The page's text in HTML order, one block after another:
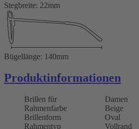
Stegbreite: 22mm
Bügellänge: 140mm
Produktinformationen
Brillen für
Damen
Rahmenfarbe
Beige
Brillenform
Oval
Rahmentyp
Vollrand